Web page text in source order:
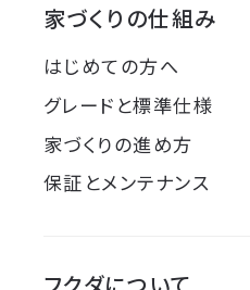
家づくりの仕組み
はじめての方へ
グレードと標準仕様
家づくりの進め方
保証とメンテナンス
フクダについて